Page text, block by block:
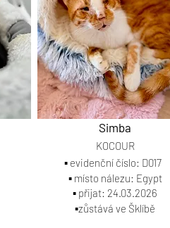
Simba
▪️ evidenční číslo: D017
▪️ místo nálezu: Egypt
▪️ přijat: 24.03.2026
▪️zůstává ve Šklíbě
KOCOUR